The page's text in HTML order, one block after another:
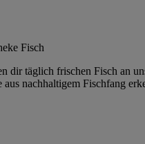
Fisch
dir täglich frischen Fisch an
aus nachhaltigem Fischfang